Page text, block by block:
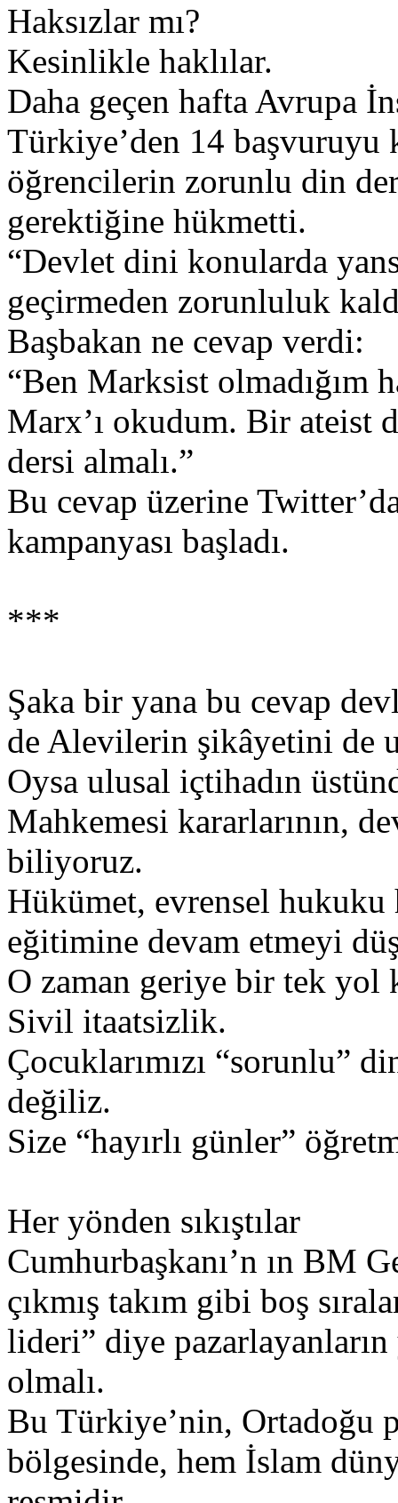
Haksızlar mı?
Kesinlikle haklılar.
Daha geçen hafta Avrupa
Türkiye’den 14 başvuruyu
öğrencilerin zorunlu din
gerektiğine hükmetti.
“Devlet dini konularda
geçirmeden zorunluluk
Başbakan ne cevap verdi:
“Ben Marksist olmadığım
Marx’ı okudum. Bir
dersi almalı.”
Bu cevap üzerine
kampanyası başladı.
***
Şaka bir yana bu cevap
de Alevilerin şikâyetini de
Oysa ulusal içtihadın
Mahkemesi kararlarının,
biliyoruz.
Hükümet, evrensel hukuku
eğitimine devam etmeyi
O zaman geriye bir tek yol
Sivil itaatsizlik.
Çocuklarımızı “sorunlu”
değiliz.
Size “hayırlı günler”
Her yönden sıkıştılar
Cumhurbaşkanı’n ın BM
çıkmış takım gibi boş
lideri” diye
olmalı.
Bu Türkiye’nin, Ortadoğu
bölgesinde, hem İslam